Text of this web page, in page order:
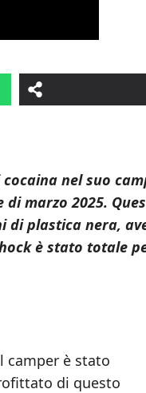
nel suo
marzo 2025.
di plastica nera,
è stato totale
camper è stato
di questo